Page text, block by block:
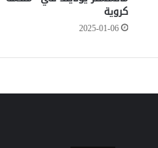
كروية
2025-01-06